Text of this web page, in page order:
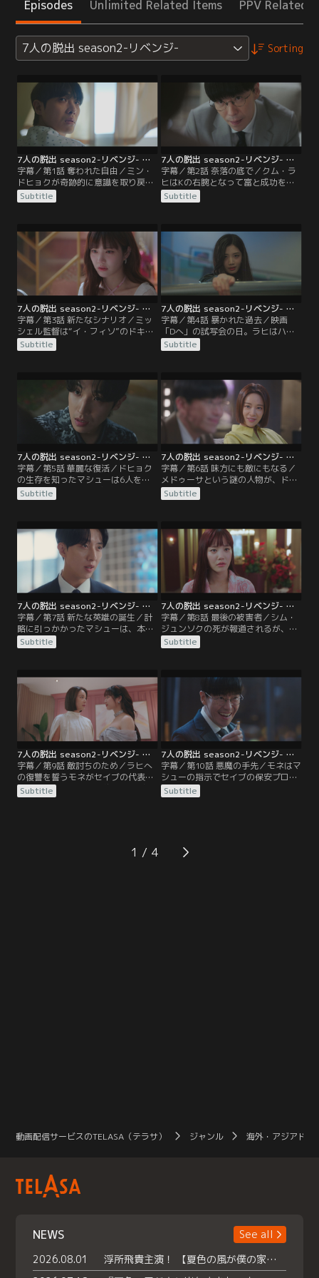
Episodes Unlimited Related Items PPV Related
7人の脱出 season2-リベンジ- Sorting
7人の脱出 season2-リベンジ- 第01話／字幕
字幕／第1話 奪われた自由／ミン・
ドヒョクが奇跡的に意識を取り戻
し、カン・ギタクと再会を果たす。
しかし、世の中はイ・フィソに成り
は、そんなKの奴隷のように生きて
いた。
Subtitle
7人の脱出 season2-リベンジ- 第02話／字幕
字幕／第2話 奈落の底で／クム・ラ
ヒはKの右腕となって富と成功を手
にしていたが、ダミの死の真相を知
って愕然とする。Kを殺してから罪
目撃する。そこへKがやってき
て…。
Subtitle
7人の脱出 season2-リベンジ- 第03話／字幕
字幕／第3話 新たなシナリオ／ミッ
シェル監督は“イ・フィソ”のドキュ
メンタリーを撮り始める。そんな
中、コ・ミョンジは娘のエリカを誘
事件はティキタカの新しい迷子捜し
アプリの宣伝として計画されたもの
Subtitle
7人の脱出 season2-リベンジ- 第04話／字幕
字幕／第4話 暴かれた過去／映画
「Dへ」の試写会の日。ラヒはハ
ン・モネを陥れる準備を進めてい
た。しかし、突然現れたミョンジ
ジアだと観客の前で公言する。それ
を見たミッシェルは最後の手段に出
る。
Subtitle
7人の脱出 season2-リベンジ- 第05話／字幕
字幕／第5話 華麗な復活／ドヒョク
の生存を知ったマシューは6人を招
集し、裏切り者をあぶり出そうとす
る。その時、番組に風変わりな格好
味方につけたドヒョクは社会復帰を
Subtitle
7人の脱出 season2-リベンジ- 第06話／字幕
字幕／第6話 味方にも敵にもなる／
メドゥーサという謎の人物が、ドヒ
ョクにソウル市長のスキャンダルを
予告し、それが現実になる。一方、
り、ハンナの生存をラヒに知られて
しまう。
Subtitle
7人の脱出 season2-リベンジ- 第07話／字幕
字幕／第7話 新たな英雄の誕生／計
略に引っかかったマシューは、本物
のフィソが生きていると思い込む。
世間では、シム・ジュンソクが拉致
信じられ、迷子捜しアプリの信用が
下がる。その頃、モネはマシューに
監禁され…。
Subtitle
7人の脱出 season2-リベンジ- 第08話／字幕
字幕／第8話 最後の被害者／シム・
ジュンソクの死が報道されるが、モ
ネは誰かが身代わりにされたのだろ
うと考える。しかし、同じ場所から
モネは愕然とする。パニックに陥っ
たモネをラヒが冷ややかに見つめ
Subtitle
7人の脱出 season2-リベンジ- 第09話／字幕
字幕／第9話 敵討ちのため／ラヒへ
の復讐を誓うモネがセイブの代表フ
ァン・チャンソンと婚約式を挙げ
る。セイブの保安プログラムを狙う
Subtitle
7人の脱出 season2-リベンジ- 第10話／字幕
字幕／第10話 悪魔の手先／モネはマ
シューの指示でセイブの保安プログ
ラムを手に入れるが、チャンソンは
すべてを見破っていた。一方、イ・
りする。
Subtitle
1
動画配信サービスのTELASA（テラサ） ジャンル 海外・アジアドラ
NEWS
See all
2026.08.01
浮所飛貴主演！ 【夏色の風が僕の家にやってきた】 本日よりテラサで独占配信スタート！